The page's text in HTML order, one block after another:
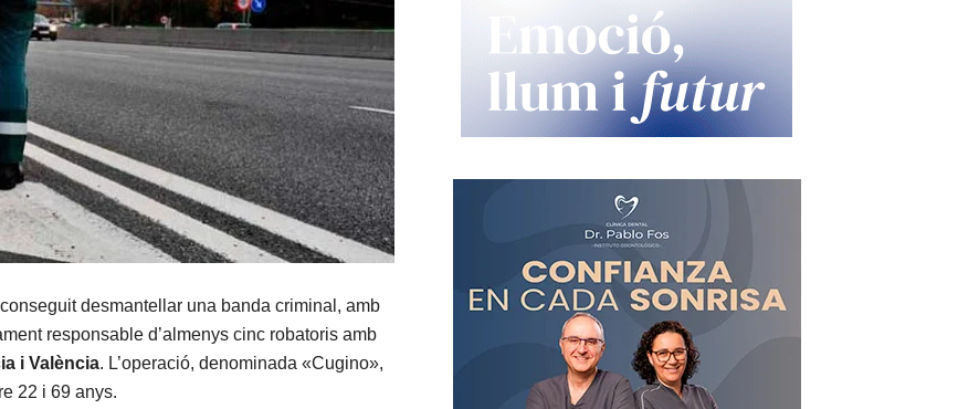
desmantellar una banda criminal, amb
responsable d’almenys cinc robatoris amb
i València. L’operació, denominada «Cugino»,
22 i 69 anys.